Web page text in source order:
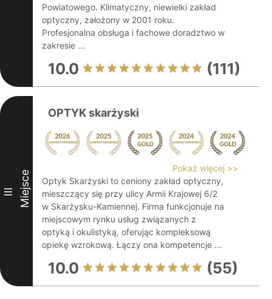
Powiatowego. Klimatyczny, niewielki zakład
optyczny, założony w 2001 roku.
Profesjonalna obsługa i fachowe doradztwo w
zakresie ...
10.0 (111)
III Miejsce
OPTYK skarżyski
Pokaż więcej >>
Optyk Skarżyski to ceniony zakład optyczny,
mieszczący się przy ulicy Armii Krajowej 6/2
w Skarżysku-Kamiennej. Firma funkcjonuje na
miejscowym rynku usług związanych z
optyką i okulistyką, oferując kompleksową
opiekę wzrokową. Łączy ona kompetencje ...
10.0 (55)